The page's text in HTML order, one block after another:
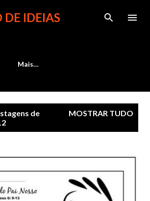
o conteúdo principal
DE IDEIAS
Mais…
de
MOSTRAR TUDO